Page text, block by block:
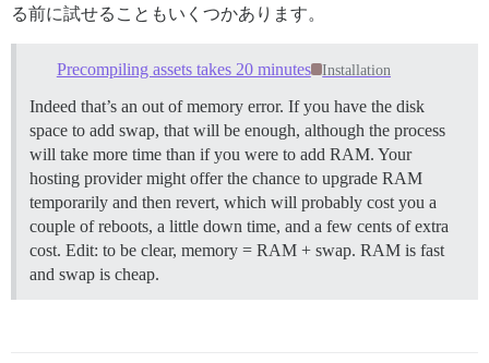
る前に試せることもいくつかあります。
Precompiling assets takes 20 minutes Installation
Indeed that’s an out of memory error. If you have the disk
space to add swap, that will be enough, although the process
will take more time than if you were to add RAM. Your
hosting provider might offer the chance to upgrade RAM
temporarily and then revert, which will probably cost you a
couple of reboots, a little down time, and a few cents of extra
cost. Edit: to be clear, memory = RAM + swap. RAM is fast
and swap is cheap.